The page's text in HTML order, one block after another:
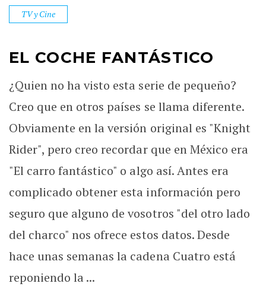
TV y Cine
EL COCHE FANTÁSTICO
¿Quien no ha visto esta serie de pequeño?
Creo que en otros países se llama diferente.
Obviamente en la versión original es "Knight
Rider", pero creo recordar que en México era
"El carro fantástico" o algo así. Antes era
complicado obtener esta información pero
seguro que alguno de vosotros "del otro lado
del charco" nos ofrece estos datos. Desde
hace unas semanas la cadena Cuatro está
reponiendo la ...